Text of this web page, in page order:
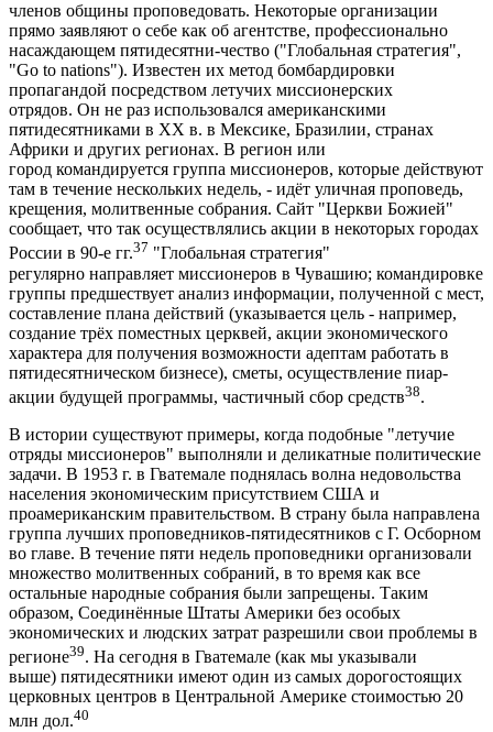
членов общины проповедовать. Некоторые организации
прямо заявляют о себе как об агентстве, профессионально
насаждающем пятидесятни-чество ("Глобальная стратегия",
"Go to nations"). Известен их метод бомбардировки
пропагандой посредством летучих миссионерских
отрядов. Он не раз использовался американскими
пятидесятниками в ХХ в. в Мексике, Бразилии, странах
Африки и других регионах. В регион или
город командируется группа миссионеров, которые действуют
там в течение нескольких недель, - идёт уличная проповедь,
крещения, молитвенные собрания. Сайт "Церкви Божией"
сообщает, что так осуществлялись акции в некоторых городах
России в 90-е гг.37 "Глобальная стратегия"
регулярно направляет миссионеров в Чувашию; командировке
группы предшествует анализ информации, полученной с мест,
составление плана действий (указывается цель - например,
создание трёх поместных церквей, акции экономического
характера для получения возможности адептам работать в
пятидесятническом бизнесе), сметы, осуществление пиар-
акции будущей программы, частичный сбор средств38.
В истории существуют примеры, когда подобные "летучие
отряды миссионеров" выполняли и деликатные политические
задачи. В 1953 г. в Гватемале поднялась волна недовольства
населения экономическим присутствием США и
проамериканским правительством. В страну была направлена
группа лучших проповедников-пятидесятников с Г. Осборном
во главе. В течение пяти недель проповедники организовали
множество молитвенных собраний, в то время как все
остальные народные собрания были запрещены. Таким
образом, Соединённые Штаты Америки без особых
экономических и людских затрат разрешили свои проблемы в
регионе39. На сегодня в Гватемале (как мы указывали
выше) пятидесятники имеют один из самых дорогостоящих
церковных центров в Центральной Америке стоимостью 20
млн дол.40